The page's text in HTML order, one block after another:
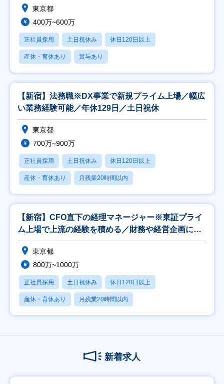
東京都
400万~600万
正社員採用 土日祝休み 休日120日以上
産休・育休あり 賞与あり
【新宿】法務職※DX事業で新規プライム上場／幅広
い業務経験可能／年休129日／土日祝休
東京都
700万~900万
正社員採用 土日祝休み 休日120日以上
産休・育休あり 月残業20時間以内
【新宿】CFO直下の経理マネージャー※東証プライ
ム上場で上流の経験を積める／財務や経営企画にも
挑戦可
東京都
800万~1000万
正社員採用 土日祝休み 休日120日以上
産休・育休あり 月残業20時間以内
新着求人